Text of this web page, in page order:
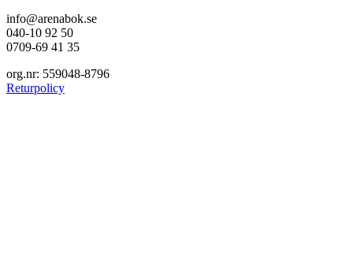
info@arenabok.se
040-10 92 50
0709-69 41 35
org.nr: 559048-8796
Returpolicy